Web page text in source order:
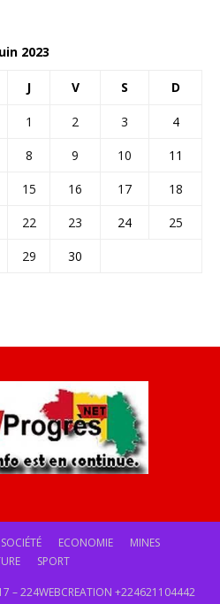
2023
J V S D
1 2 3
4
8 9 10
11
15 16 17
18
22 23 24
25
29
30
SOCIÉTÉ ECONOMIE
MINES
SPORT
224WEBCREATION +224621104442